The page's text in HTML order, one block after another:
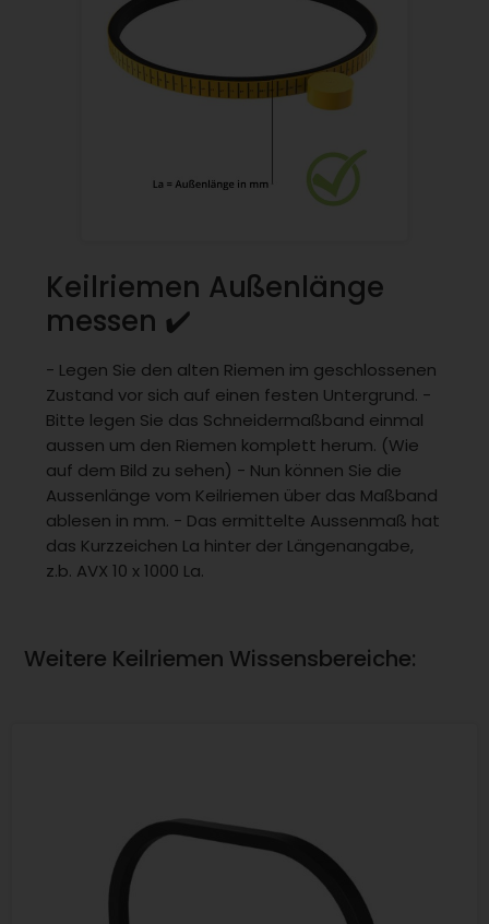
Keilriemen Außenlänge
messen ✔️
- Legen Sie den alten Riemen im geschlossenen
Zustand vor sich auf einen festen Untergrund. -
Bitte legen Sie das Schneidermaßband einmal
aussen um den Riemen komplett herum. (Wie
auf dem Bild zu sehen) - Nun können Sie die
Aussenlänge vom Keilriemen über das Maßband
ablesen in mm. - Das ermittelte Aussenmaß hat
das Kurzzeichen La hinter der Längenangabe,
z.b. AVX 10 x 1000 La.
Weitere Keilriemen Wissensbereiche: